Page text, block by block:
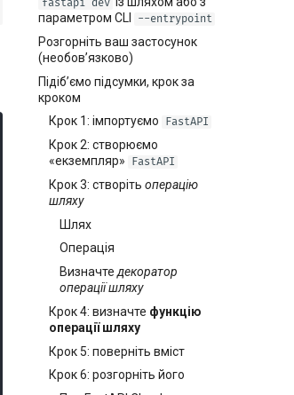
fastapi dev
параметром CLI
--entrypoint
Розгорніть ваш застосунок
(необовʼязково)
Підібʼємо підсумки, крок за
кроком
Крок 1: імпортуємо FastAPI
Крок 2: створюємо
«екземпляр» FastAPI
Крок 3: створіть операцію
шляху
Шлях
Операція
Визначте декоратор
операції шляху
Крок 4: визначте функцію
операції шляху
Крок 5: поверніть вміст
Крок 6: розгорніть його